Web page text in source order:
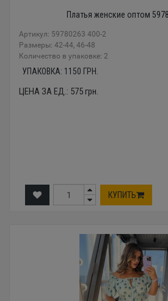
Платья женские оптом
Артикул: 59780263 400-2
Размеры: 42-44, 46-48
Количество в упаковке: 2
УПАКОВКА: 1150 ГРН.
ЦЕНА ЗА ЕД.: 575грн.
КУПИТЬ